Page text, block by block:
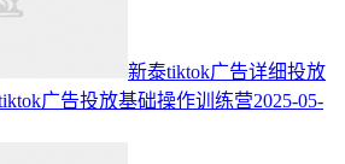
新泰tiktok广告详细投放
广告投放基础操作训练营2025-05-